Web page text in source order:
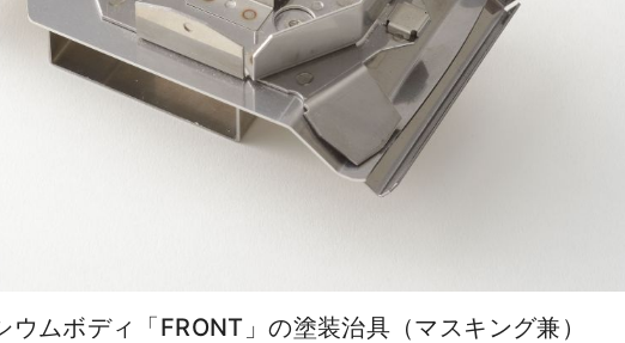
ムボディ「FRONT」の塗装治具（マスキング兼）